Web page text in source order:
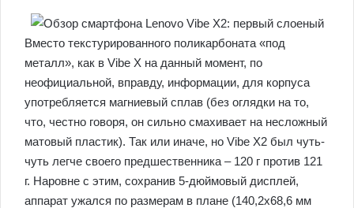
Вместо текстурированного поликарбоната «под
металл», как в Vibe X на данный момент, по
неофициальной, вправду, информации, для корпуса
употребляется магниевый сплав (без оглядки на то,
что, честно говоря, он сильно смахивает на несложный
матовый пластик). Так или иначе, но Vibe X2 был чуть-
чуть легче своего предшественника – 120 г против 121
г. Наровне с этим, сохранив 5-дюймовый дисплей,
аппарат ужался по размерам в плане (140,2х68,6 мм